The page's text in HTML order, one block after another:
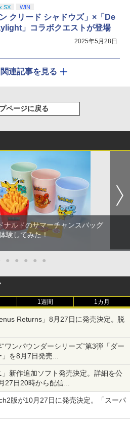
SX WIN
ン クリード シャドウズ」×「De
」コラボクエストが登場
2025年5月28日
連記事を見る
ページに戻る
ナルドのサマーチャンスバッグ
験してみた！
● ● ● ● ●
1週間 1カ月
Returns」8月27日に発売決定。脱
になるセールが実施
ワンパウンダーシリーズ”第3弾「ダー
を8月7日発売
ス」を使用した超大型チーズバーガー
」新作追加ソフト発売決定。詳細を公
27日20時から配信
へ
版が10月27日に発売決定。「スーパ
ードも可能に